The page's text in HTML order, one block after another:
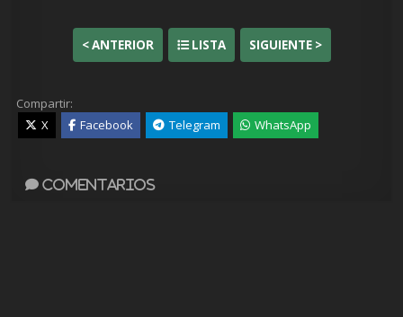
< ANTERIOR LISTA SIGUIENTE >
Compartir:
X
Facebook Telegram WhatsApp
Comentarios